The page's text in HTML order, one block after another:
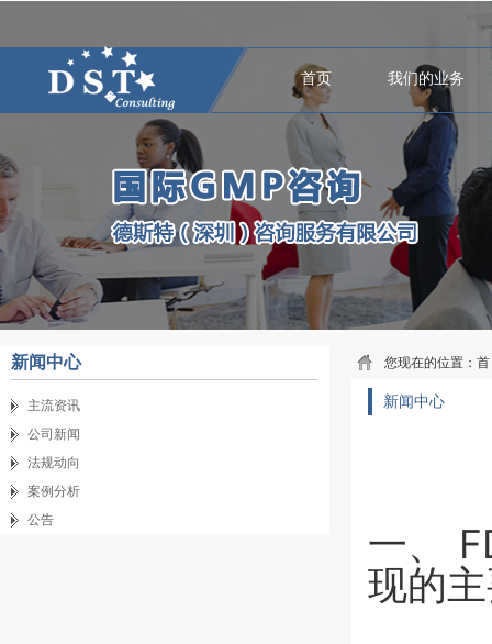
首页 我们的业务
新闻中心
主流资讯
公司新闻
法规动向
案例分析
公告
您现在的位置： 首
新闻中心
一、
现的